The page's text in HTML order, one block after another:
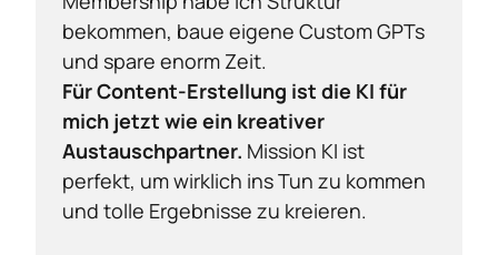
bekommen, baue eigene Custom GPTs
Für Content-Erstellung ist die KI für
mich jetzt wie ein kreativer
Austauschpartner. Mission KI ist
perfekt, um wirklich ins Tun zu kommen
und tolle Ergebnisse zu kreieren.